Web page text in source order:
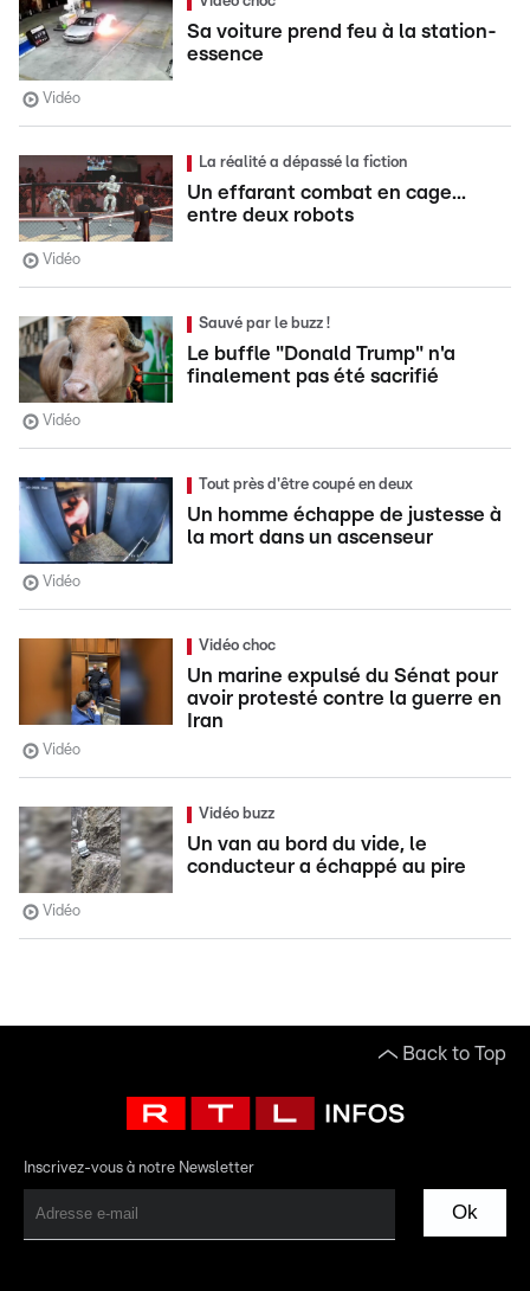
Sa voiture prend feu à la station-
essence
Vidéo
La réalité a dépassé la fiction
Un effarant combat en cage...
entre deux robots
Vidéo
Sauvé par le buzz !
Le buffle "Donald Trump" n'a
finalement pas été sacrifié
Vidéo
Tout près d'être coupé en deux
Un homme échappe de justesse à
la mort dans un ascenseur
Vidéo
Vidéo choc
Un marine expulsé du Sénat pour
avoir protesté contre la guerre en
Iran
Vidéo
Vidéo buzz
Un van au bord du vide, le
conducteur a échappé au pire
Vidéo
Back to Top
Inscrivez-vous à notre Newsletter
Ok